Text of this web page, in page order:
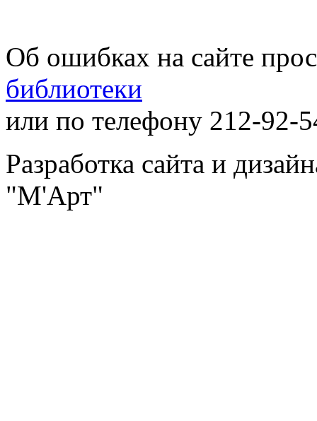
Об ошибках на сайте
библиотеки
или по телефону 212-92-
Разработка сайта и
"М'Арт"